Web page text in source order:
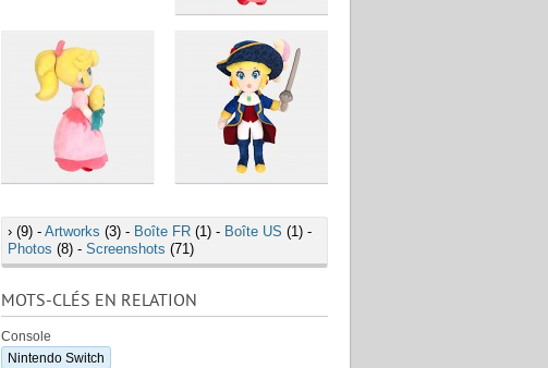
› (9) - Artworks (3) - Boîte FR (1) - Boîte US (1) -
Photos (8) - Screenshots (71)
MOTS-CLÉS EN RELATION
Console
Nintendo Switch